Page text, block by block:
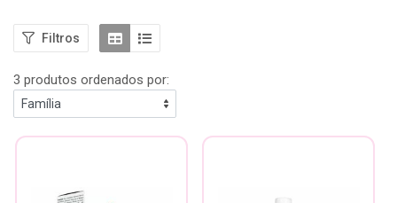
Filtros
3 produtos ordenados por: